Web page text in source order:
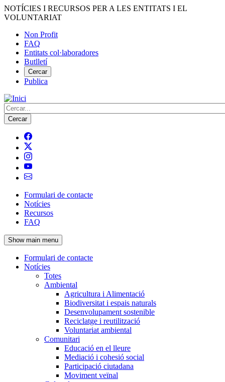
Vés
al
NOTÍCIES I RECURSOS PER A LES ENTITATS I EL
VOLUNTARIAT
Menú
del
compte
d'usuari
Non Profit
FAQ
Entitats col·laboradores
Butlletí
Cercar
Publica
Cerca
Navegació
principal
de
l'encapçalament
Formulari de contacte
Notícies
Recursos
FAQ
Show main menu
Navegació
principal
Formulari de contacte
Notícies
Totes
Ambiental
Agricultura i Alimentació
Biodiversitat i espais naturals
Desenvolupament sostenible
Reciclatge i reutilització
Voluntariat ambiental
Comunitari
Educació en el lleure
Mediació i cohesió social
Participació ciutadana
Moviment veïnal